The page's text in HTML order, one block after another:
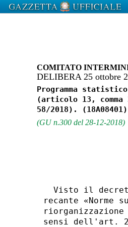
COMITATO
DELIBERA 25 ottobre
Programma
(articolo 13,
(GU n.300 del 28-12-2018)
Visto il
recante
sensi dell'art.